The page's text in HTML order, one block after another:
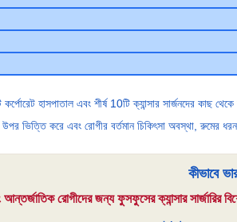
হাসপাতাল এবং শীর্ষ 10টি ক্যান্সার সার্জনদের কাছ
ভিত্তি করে এবং রোগীর বর্তমান চিকিৎসা অবস্থা, রুমের
কীভাবে
রোগীদের জন্য ফুসফুসের ক্যান্সার সার্জারির